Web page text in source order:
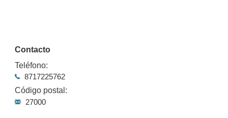
Contacto
Teléfono:
8717225762
Código postal:
27000